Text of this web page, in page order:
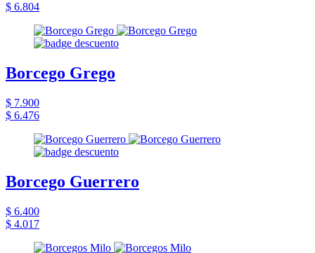
$ 6.804
Borcego Grego
$ 7.900
$ 6.476
Borcego Guerrero
$ 6.400
$ 4.017